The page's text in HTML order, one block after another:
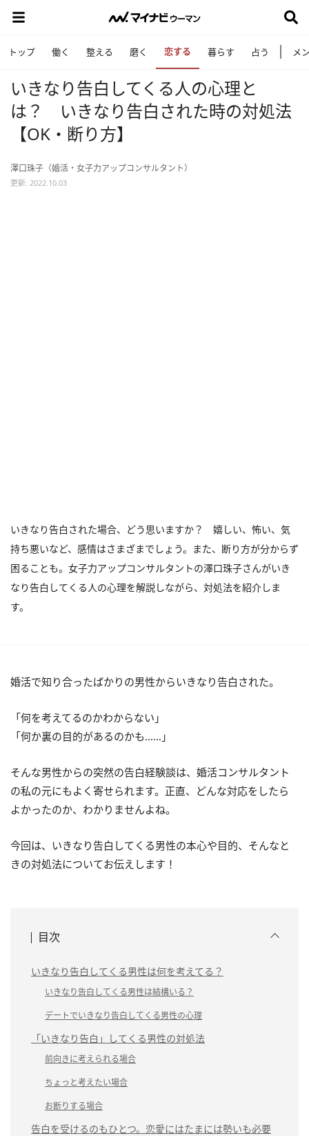
トップ 働く 整える 磨く 恋する 暮らす 占う メ
いきなり告白してくる人の心理と
は？ いきなり告白された時の対処法
【OK・断り方】
澤口珠子（婚活・女子力アップコンサルタント）
更新: 2022.10.03
いきなり告白された場合、どう思いますか？ 嬉しい、怖い、気
持ち悪いなど、感情はさまざまでしょう。また、断り方が分からず
困ることも。女子力アップコンサルタントの澤口珠子さんがいき
なり告白してくる人の心理を解説しながら、対処法を紹介しま
す。
婚活で知り合ったばかりの男性からいきなり告白された。
「何を考えてるのかわからない」
「何か裏の目的があるのかも……」
そんな男性からの突然の告白経験談は、婚活コンサルタント
の私の元にもよく寄せられます。正直、どんな対応をしたら
よかったのか、わかりませんよね。
今回は、いきなり告白してくる男性の本心や目的、そんなと
きの対処法についてお伝えします！
目次
いきなり告白してくる男性は何を考えてる？
いきなり告白してくる男性は結構いる？
デートでいきなり告白してくる男性の心理
「いきなり告白」してくる男性の対処法
前向きに考えられる場合
ちょっと考えたい場合
お断りする場合
告白を受けるのもひとつ。恋愛にはたまには勢いも必要